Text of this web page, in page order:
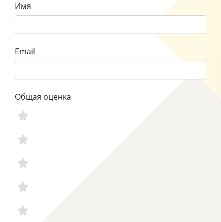
Имя
Email
Общая оценка